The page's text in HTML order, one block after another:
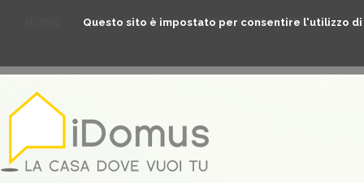
Questo sito è impostato per consentire l'utilizzo
CHI SIAMO SCEGLIERE IDOMUS